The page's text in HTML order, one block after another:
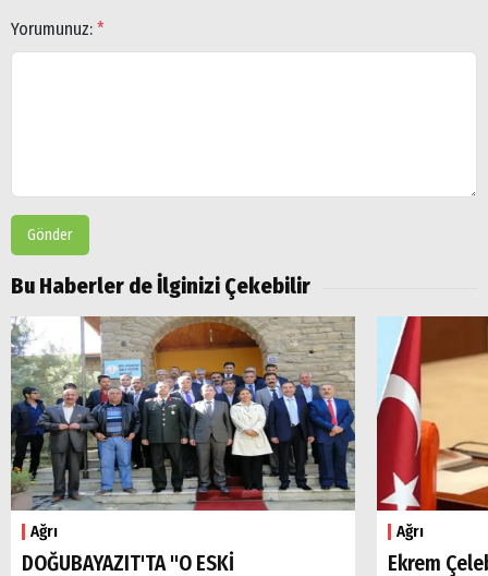
Yorumunuz: *
Gönder
Bu Haberler de İlginizi Çekebilir
Ağrı
DOĞUBAYAZIT'TA "O ESKİ
Ağrı
Ekrem